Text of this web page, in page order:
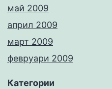
май 2009
април 2009
март 2009
февруари 2009
Категории